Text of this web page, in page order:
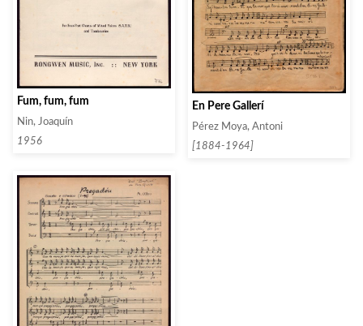
Fum, fum, fum
Nin, Joaquín
1956
En Pere Gallerí
Pérez Moya, Antoni
[1884-1964]